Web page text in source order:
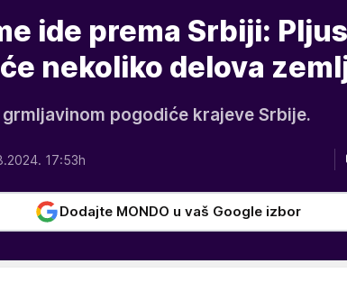
ide prema Srbiji:
nekoliko delova
pogodiće krajeve Srbije.
17:53h
Dodajte MONDO u vaš Google izbor